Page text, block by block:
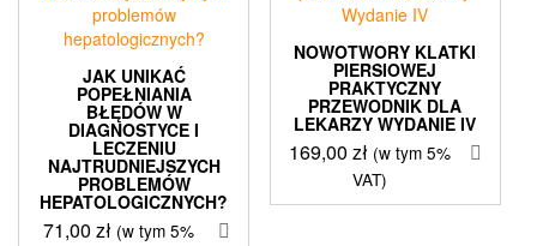
JAK UNIKAĆ
POPEŁNIANIA
BŁĘDÓW W
DIAGNOSTYCE I
LECZENIU
NAJTRUDNIEJSZYCH
PROBLEMÓW
HEPATOLOGICZNYCH?
71,00zł (w tym 5%
NOWOTWORY KLATKI
PIERSIOWEJ
PRAKTYCZNY
PRZEWODNIK DLA
LEKARZY WYDANIE IV
169,00zł (w tym 5%
VAT)